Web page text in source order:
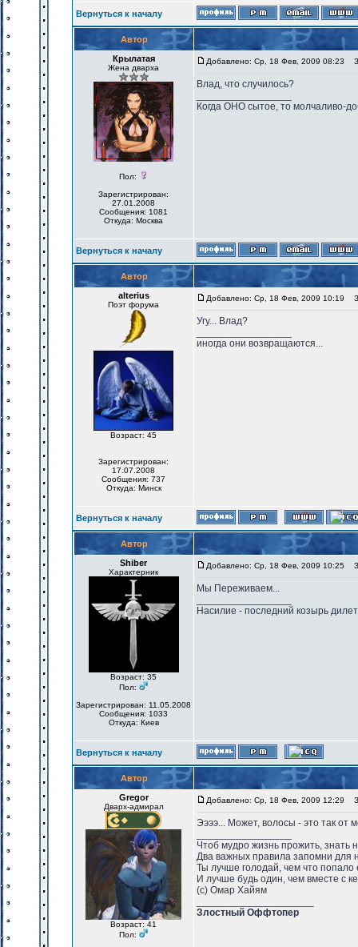
Вернуться к началу
Автор
Крылатая
Жена дварха
Пол:
Зарегистрирован:
27.01.2008
Сообщения: 1081
Откуда: Москва
Добавлено: Ср, 18 Фев, 2009 08:23
Влад, что случилось?
Когда ОНО сытое, то молчаливо-
Вернуться к началу
Автор
alterius
Поэт форума
Возраст: 45
Зарегистрирован:
17.07.2008
Сообщения: 737
Откуда: Минск
Добавлено: Ср, 18 Фев, 2009 10:19
Угу... Влад?
иногда они возвращаются...
Вернуться к началу
Автор
Shiber
Характерник
Возраст: 35
Пол:
Зарегистрирован: 11.05.2008
Сообщения: 1033
Откуда: Киев
Добавлено: Ср, 18 Фев, 2009 10:25
Мы Переживаем...
Насилие - последний козырь
Вернуться к началу
Автор
Gregor
Дварх-адмирал
Возраст: 41
Пол:
Добавлено: Ср, 18 Фев, 2009 12:29
Ээээ... Может, волосы - это так от
Чтоб мудро жизнь прожить, знать
Два важных правила запомни для
Ты лучше голодай, чем что попало
И лучше будь один, чем вместе с
(с) Омар Хайям
Злостный Оффтопер